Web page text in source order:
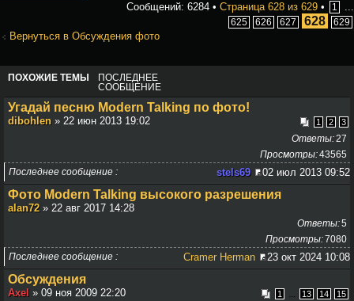
Сообщений: 6284 • Страница 628 из 629 • 1 ...
625 626 627 628 629
Вернуться в Обсуждения фото
ПОХОЖИЕ ТЕМЫ
ПОСЛЕДНЕЕ
СООБЩЕНИЕ
Угадай песню Modern Talking по фото!
1 2 3
dibohlen » 22 июн 2013 19:02
27
Ответы
43565
Просмотры
Последнее сообщение
stels69 02 июл 2013 09:52
Фото Modern Talking высокого разрешения
alan72 » 22 авг 2017 14:28
5
Ответы
7080
Просмотры
Последнее сообщение
Cramer Herman 23 окт 2024 10:08
Обсуждения
1 ... 13 14 15
Axel » 09 ноя 2009 22:20